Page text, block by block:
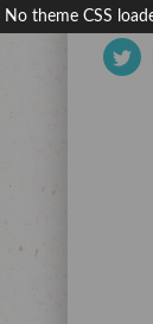
No theme CSS